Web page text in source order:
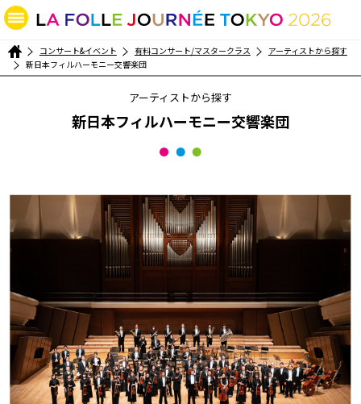
コンサート&イベント 有料コンサート/マスタークラス
アーティストから探す
新日本フィルハーモニー交響楽団
アーティストから探す
新日本フィルハーモニー交響楽団